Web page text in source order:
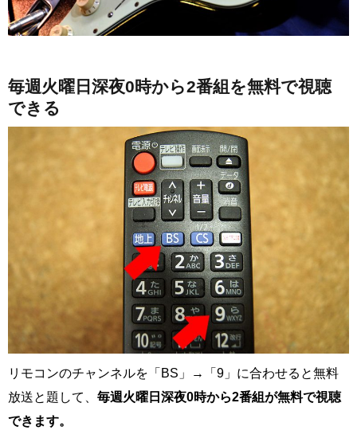
毎週火曜日深夜0時から2番組を無料で視聴
できる
リモコンのチャンネルを「BS」→「9」に合わせると無料
放送と題して、 毎週火曜日深夜0時から2番組が無料で視聴
できます。